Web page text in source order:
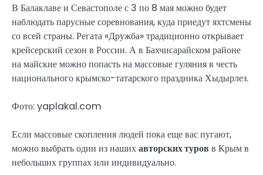
В Балаклаве и Севастополе с 3 по 8 мая можно будет
наблюдать парусные соревнования, куда приедут яхтсмены
со всей страны. Регата «Дружба» традиционно открывает
крейсерский сезон в России. А в Бахчисарайском районе
на майские можно попасть на массовые гуляния в честь
национального крымско-татарского праздника Хыдырлез.
Фото: yaplakal.com
Если массовые скопления людей пока еще вас пугают,
можно выбрать один из нашихавторских туров в Крым в
небольших группах или индивидуально.